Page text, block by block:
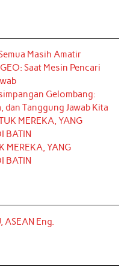
Masih Amatir
Saat Mesin Pencari
Gelombang:
Tanggung Jawab Kita
MEREKA, YANG
BATIN
MEREKA, YANG
BATIN
ASEAN Eng.